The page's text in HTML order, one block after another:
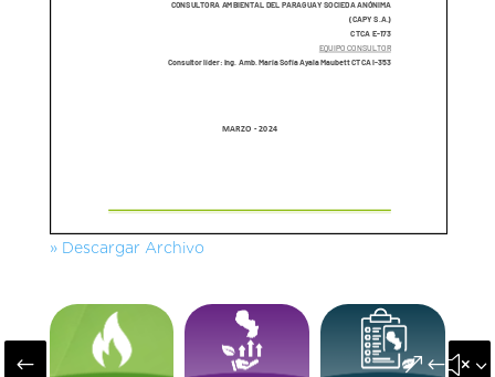
» Descargar Archivo
#